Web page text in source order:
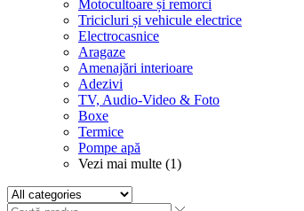
Motocultoare și remorci
Tricicluri și vehicule electrice
Electrocasnice
Aragaze
Amenajări interioare
Adezivi
TV, Audio-Video & Foto
Boxe
Termice
Pompe apă
Vezi mai multe (1)